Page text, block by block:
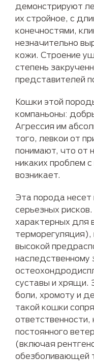
демонстрируют
их стройное, с
конечностями,
незначительно
кожи. Строение
степень
представителей
Кошки этой
компаньоны:
Агрессия им
того, левкои от
понимают, что от
никаких проблем
возникает.
Эта порода несет
серьезных
характерных для
терморегуляция),
высокой
суставы и хрящи.
боли, хромоту и
такой кошки
постоянного
(включая
обезболивающей